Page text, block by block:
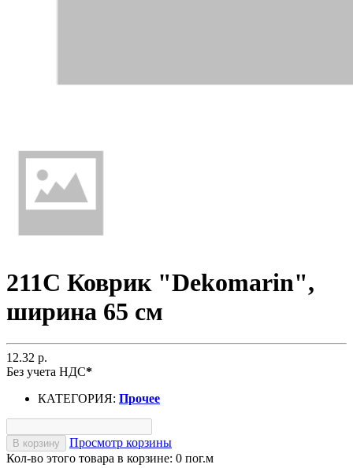
211С Коврик "Dekomarin",
ширина 65 см
12.32 р.
Без учета НДС*
КАТЕГОРИЯ: Прочее
В корзину
Просмотр корзины
Кол-во этого товара в корзине: 0 пог.м